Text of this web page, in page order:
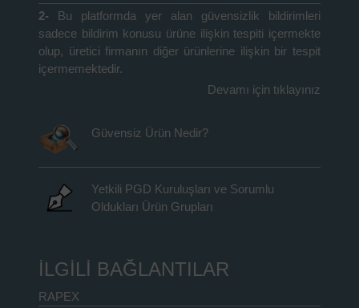
2-
Bu platformda yer alan güvensizlik bildirimleri
sadece bildirim konusu ürüne ilişkin tespiti içermekte
olup, üretici firmanın diğer ürünlerine ilişkin bir tespit
içermemektedir.
Devamı için tıklayınız
Güvensiz Ürün Nedir?
Yetkili PGD Kuruluşları ve Sorumlu
Oldukları Ürün Grupları
İLGİLİ BAĞLANTILAR
RAPEX